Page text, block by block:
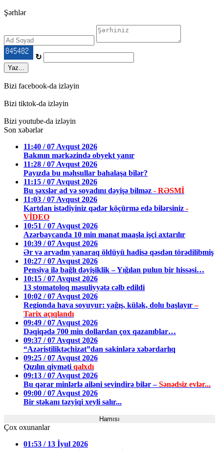
Şərhlər
↻
Yaz...
Bizi facebook-da izləyin
Bizi tiktok-da izləyin
Bizi youtube-da izləyin
Son xəbərlər
11:40 / 07 Avqust 2026
Bakının mərkəzində obyekt yanır
11:28 / 07 Avqust 2026
Payızda bu məhsullar bahalaşa bilər?
11:15 / 07 Avqust 2026
Bu şəxslər ad və soyadını dəyişə bilməz - RƏSMİ
11:03 / 07 Avqust 2026
Kartdan istədiyiniz qədər köçürmə edə bilərsiniz -
VİDEO
10:51 / 07 Avqust 2026
Azərbaycanda 10 min manat maaşla işçi axtarılır
10:39 / 07 Avqust 2026
Ər və arvadın yanaraq öldüyü hadisə qəsdən törədilibmiş
10:27 / 07 Avqust 2026
Pensiya ilə bağlı dəyişiklik – Yığılan pulun bir hissəsi…
10:15 / 07 Avqust 2026
13 stomatoloq məsuliyyətə cəlb edildi
10:02 / 07 Avqust 2026
Regionda hava soyuyur: yağış, külək, dolu başlayır–
Tarix açıqlandı
09:49 / 07 Avqust 2026
Dəqiqədə 700 min dollardan çox qazanıblar…
09:37 / 07 Avqust 2026
“Azəristiliktəchizat”dan sakinlərə xəbərdarlıq
09:25 / 07 Avqust 2026
Qızılın qiyməti qalxdı
09:13 / 07 Avqust 2026
Bu qərar minlərlə ailəni sevindirə bilər –Sənədsiz evlər...
09:00 / 07 Avqust 2026
Bir stəkanı təzyiqi xeyli salır...
Hamısı
Çox oxunanlar
01:53 / 13 İyul 2026